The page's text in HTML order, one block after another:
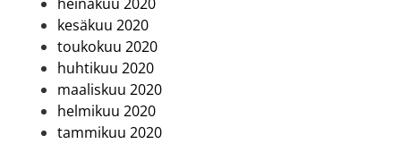
kesäkuu 2020
toukokuu 2020
huhtikuu 2020
maaliskuu 2020
helmikuu 2020
tammikuu 2020